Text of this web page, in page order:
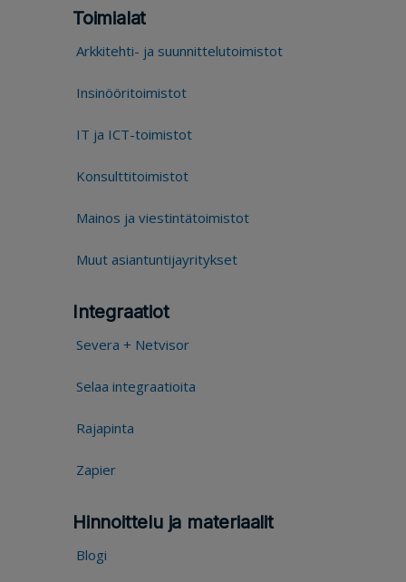
Toimialat
Arkkitehti- ja suunnittelutoimistot
Insinööritoimistot
IT ja ICT-toimistot
Konsulttitoimistot
Mainos ja viestintätoimistot
Muut asiantuntijayritykset
Integraatiot
Severa + Netvisor
Selaa integraatioita
Rajapinta
Zapier
Hinnoittelu ja materiaalit
Blogi